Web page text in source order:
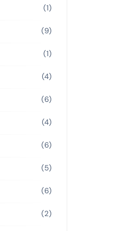
(1)
(9)
(1)
(4)
(6)
(4)
(6)
(5)
(6)
(2)